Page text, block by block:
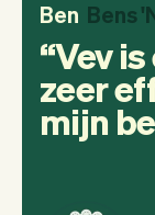
Ben Bens
Vev
zeer
mijn